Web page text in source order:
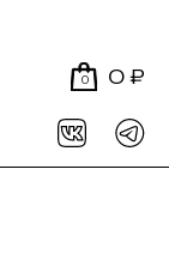
0 0 ₽